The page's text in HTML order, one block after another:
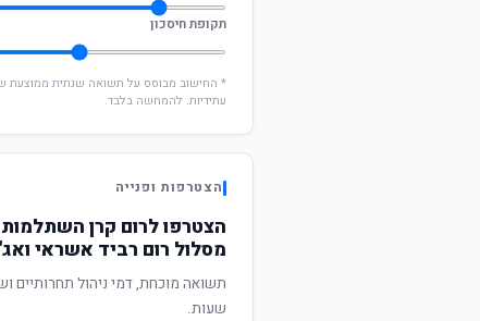
תקופת חיסכון
עתידיות. להמחשה בלבד.
הצטרפות ופנייה
הצטרפו לרום קרן
מסלול רום רביד אשראי
שעות.